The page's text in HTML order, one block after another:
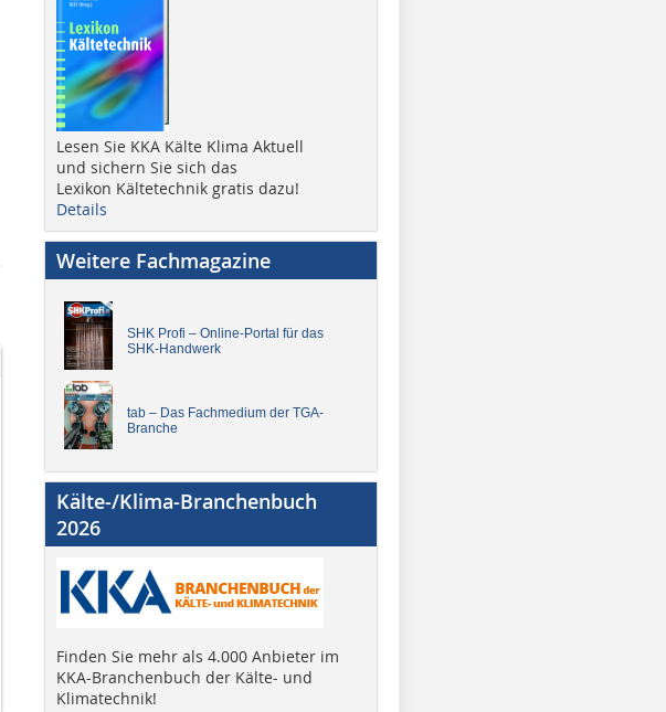
Lesen Sie KKA Kälte Klima Aktuell
und sichern Sie sich das
Lexikon Kältetechnik gratis dazu!
Details
Weitere Fachmagazine
SHK Profi – Online-Portal für das
SHK-Handwerk
tab – Das Fachmedium der TGA-
Branche
Kälte-/Klima-Branchenbuch
2026
Finden Sie mehr als 4.000 Anbieter im
KKA-Branchenbuch der Kälte- und
Klimatechnik!